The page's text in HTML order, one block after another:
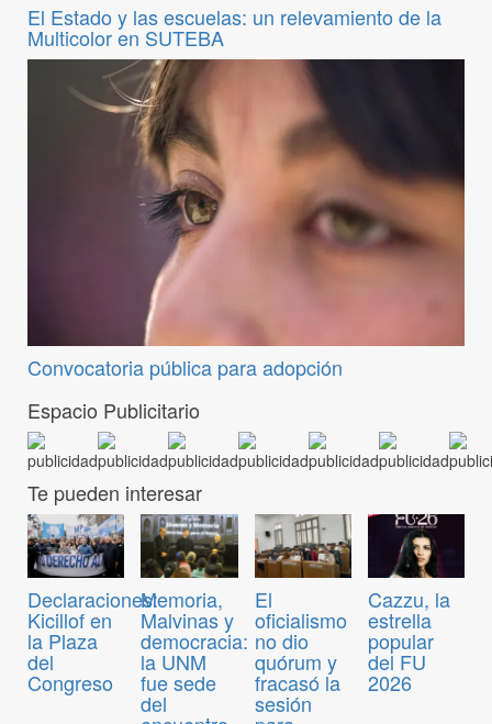
El Estado y las escuelas: un relevamiento de la
Multicolor en SUTEBA
Convocatoria pública para adopción
Espacio Publicitario
Te pueden interesar
Declaraciones:
Kicillof en
la Plaza
del
Congreso
Memoria,
Malvinas y
democracia:
la UNM
fue sede
del
El
oficialismo
no dio
quórum y
fracasó la
sesión
Cazzu, la
estrella
popular
del FU
2026